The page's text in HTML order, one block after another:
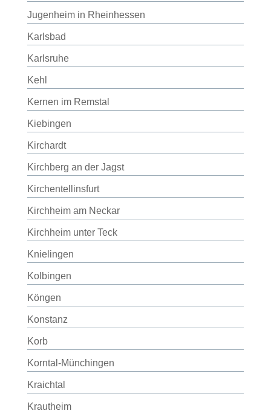
Jugenheim in Rheinhessen
Karlsbad
Karlsruhe
Kehl
Kernen im Remstal
Kiebingen
Kirchardt
Kirchberg an der Jagst
Kirchentellinsfurt
Kirchheim am Neckar
Kirchheim unter Teck
Knielingen
Kolbingen
Köngen
Konstanz
Korb
Korntal-Münchingen
Kraichtal
Krautheim